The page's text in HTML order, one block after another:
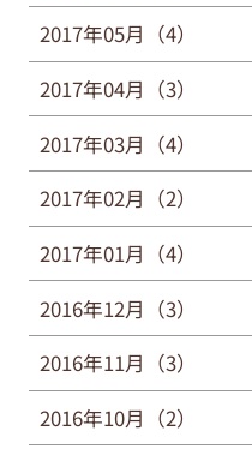
2017年05月（4）
2017年04月（3）
2017年03月（4）
2017年02月（2）
2017年01月（4）
2016年12月（3）
2016年11月（3）
2016年10月（2）